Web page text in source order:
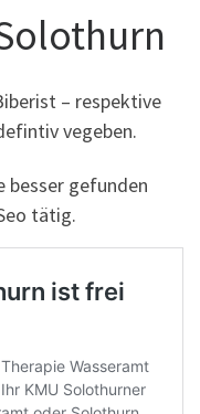
– respektive
vegeben.
besser gefunden
tätig.